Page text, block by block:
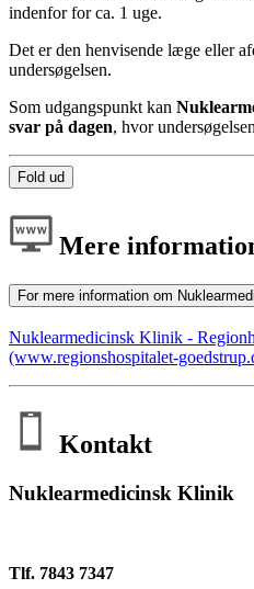
indenfor for ca. 1 uge.
Det er den henvisende læge eller
undersøgelsen.
Som udgangspunkt kan
svar på dagen, hvor
Fold ud
Mere
For mere information om
Nuklearmedicinsk Klinik -
(www.regionshospitalet-
Kontakt
Nuklearmedicinsk Klinik
Tlf. 7843 7347